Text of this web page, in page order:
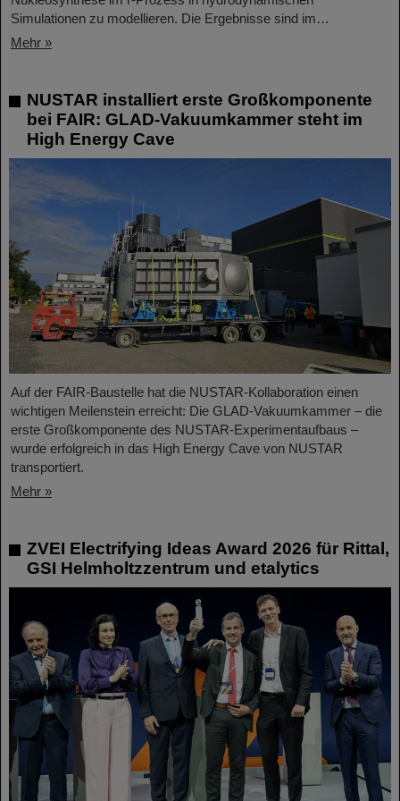
Simulationen zu modellieren. Die Ergebnisse sind im…
Mehr »
NUSTAR installiert erste Großkomponente
bei FAIR: GLAD-Vakuumkammer steht im
High Energy Cave
Auf der FAIR-Baustelle hat die NUSTAR-Kollaboration einen
wichtigen Meilenstein erreicht: Die GLAD-Vakuumkammer – die
erste Großkomponente des NUSTAR-Experimentaufbaus –
wurde erfolgreich in das High Energy Cave von NUSTAR
transportiert.
Mehr »
ZVEI Electrifying Ideas Award 2026 für Rittal,
GSI Helmholtzzentrum und etalytics